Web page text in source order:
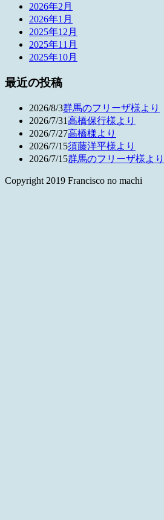
2026年2月
2026年1月
2025年12月
2025年11月
2025年10月
最近の投稿
2026/8/3群馬のフリーザ様より
2026/7/31高橋保行様より
2026/7/27高橋様より
2026/7/15須藤洋平様より
2026/7/15群馬のフリーザ様より
Copyright 2019 Francisco no machi